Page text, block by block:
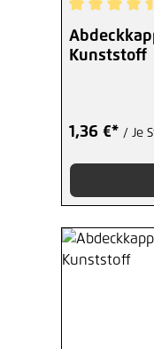
Kunststoff
1,36 €* / Je